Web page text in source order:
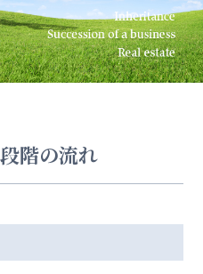
階の流れ